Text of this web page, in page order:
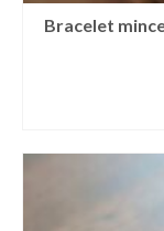
Bracelet